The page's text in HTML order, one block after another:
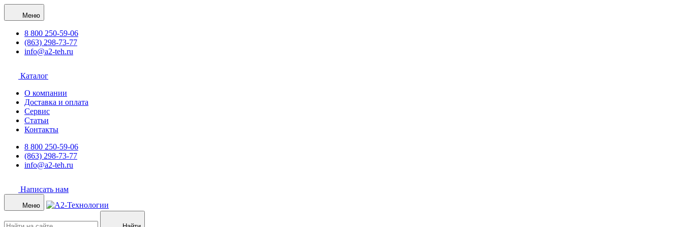
Меню
8 800 250-59-06
(863) 298-73-77
info@a2-teh.ru
Каталог
О компании
Доставка и оплата
Сервис
Статьи
Контакты
8 800 250-59-06
(863) 298-73-77
info@a2-teh.ru
Написать нам
Меню